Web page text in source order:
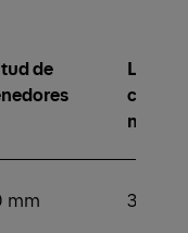
de
min.
mm 3.000